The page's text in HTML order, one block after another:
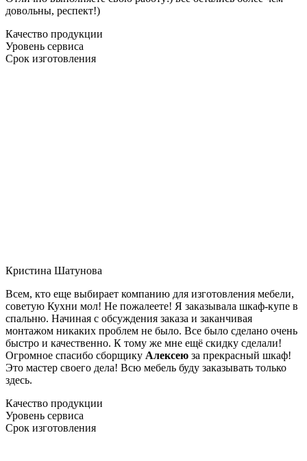
довольны, респект!)
Качество продукции
Уровень сервиса
Срок изготовления
Кристина Шатунова
Всем, кто еще выбирает компанию для изготовления мебели,
советую Кухни мол! Не пожалеете! Я заказывала шкаф-купе в
спальню. Начиная с обсуждения заказа и заканчивая
монтажом никаких проблем не было. Все было сделано очень
быстро и качественно. К тому же мне ещё скидку сделали!
Огромное спасибо сборщику Алексею за прекрасный шкаф!
Это мастер своего дела! Всю мебель буду заказывать только
здесь.
Качество продукции
Уровень сервиса
Срок изготовления